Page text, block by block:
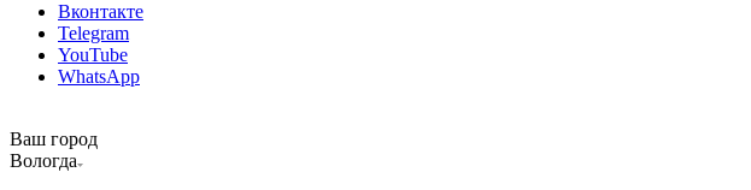
Вконтакте
Telegram
YouTube
WhatsApp
Ваш город
Вологда